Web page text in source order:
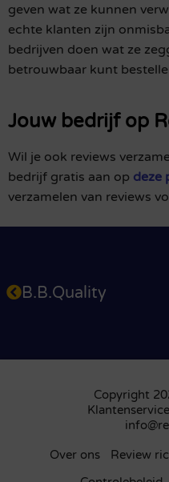
geven wat ze kunnen
echte klanten zijn
bedrijven doen wat ze
betrouwbaar kunt
Jouw bedrijf op
Wil je ook reviews
bedrijf gratis aan op deze
verzamelen van reviews
B.B.Quality
Copyright
Over ons Review